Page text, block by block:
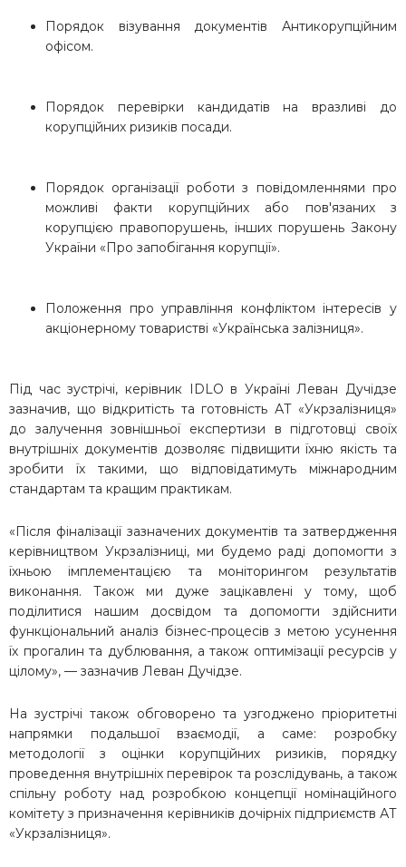
Порядок візування документів Антикорупційним
офісом.
Порядок перевірки кандидатів на вразливі до
корупційних ризиків посади.
Порядок організації роботи з повідомленнями про
можливі факти корупційних або пов'язаних з
корупцією правопорушень, інших порушень Закону
України «Про запобігання корупції».
Положення про управління конфліктом інтересів у
акціонерному товаристві «Українська залізниця».
Під час зустрічі, керівник IDLO в Україні Леван Дучідзе
зазначив, що відкритість та готовність АТ «Укрзалізниця»
до залучення зовнішньої експертизи в підготовці своїх
внутрішніх документів дозволяє підвищити їхню якість та
зробити їх такими, що відповідатимуть міжнародним
стандартам та кращим практикам.
«Після фіналізації зазначених документів та затвердження
керівництвом Укрзалізниці, ми будемо раді допомогти з
їхньою імплементацією та моніторингом результатів
виконання. Також ми дуже зацікавлені у тому, щоб
поділитися нашим досвідом та допомогти здійснити
функціональний аналіз бізнес-процесів з метою усунення
їх прогалин та дублювання, а також оптимізації ресурсів у
цілому», — зазначив Леван Дучідзе.
На зустрічі також обговорено та узгоджено пріоритетні
напрямки подальшої взаємодії, а саме: розробку
методології з оцінки корупційних ризиків, порядку
проведення внутрішніх перевірок та розслідувань, а також
спільну роботу над розробкою концепції номінаційного
комітету з призначення керівників дочірніх підприємств АТ
«Укрзалізниця».